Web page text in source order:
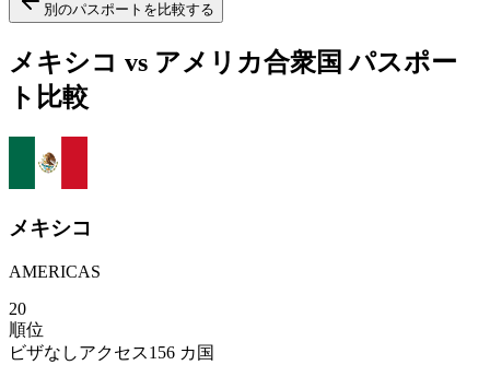
別のパスポートを比較する
メキシコ vs アメリカ合衆国 パスポー
ト比較
メキシコ
AMERICAS
20
順位
ビザなしアクセス156 カ国